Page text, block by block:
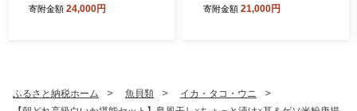
寒シマメ
寄附金額 24,000円
寒シマメ
寄附金額 21,000円
ふるさと納税ホーム 魚貝類
イカ・タコ・ウニ